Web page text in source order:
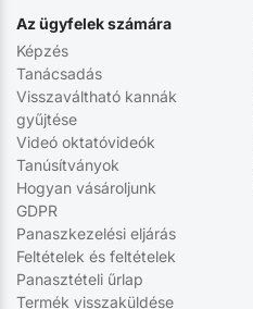
Az ügyfelek számára
Képzés
Tanácsadás
Visszaváltható kannák
gyűjtése
Videó oktatóvideók
Tanúsítványok
Hogyan vásároljunk
GDPR
Panaszkezelési eljárás
Feltételek és feltételek
Panasztételi űrlap
Termék visszaküldése